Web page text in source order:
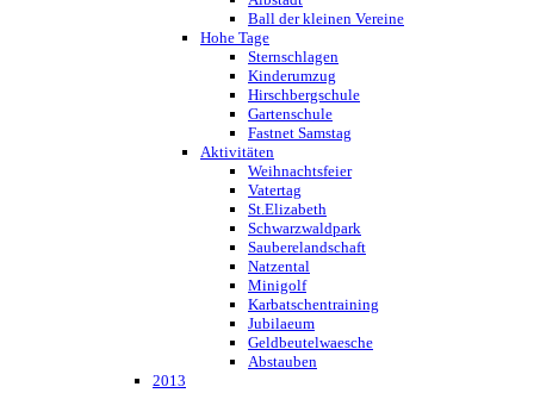
Ball der kleinen Vereine
Hohe Tage
Sternschlagen
Kinderumzug
Hirschbergschule
Gartenschule
Fastnet Samstag
Aktivitäten
Weihnachtsfeier
Vatertag
St.Elizabeth
Schwarzwaldpark
Sauberelandschaft
Natzental
Minigolf
Karbatschentraining
Jubilaeum
Geldbeutelwaesche
Abstauben
2013